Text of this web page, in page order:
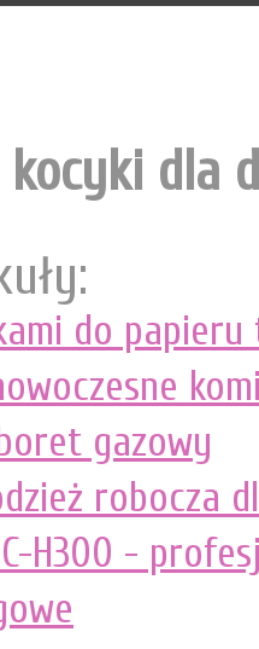
kocyki dla
do
gazowy
robocza
H300 -